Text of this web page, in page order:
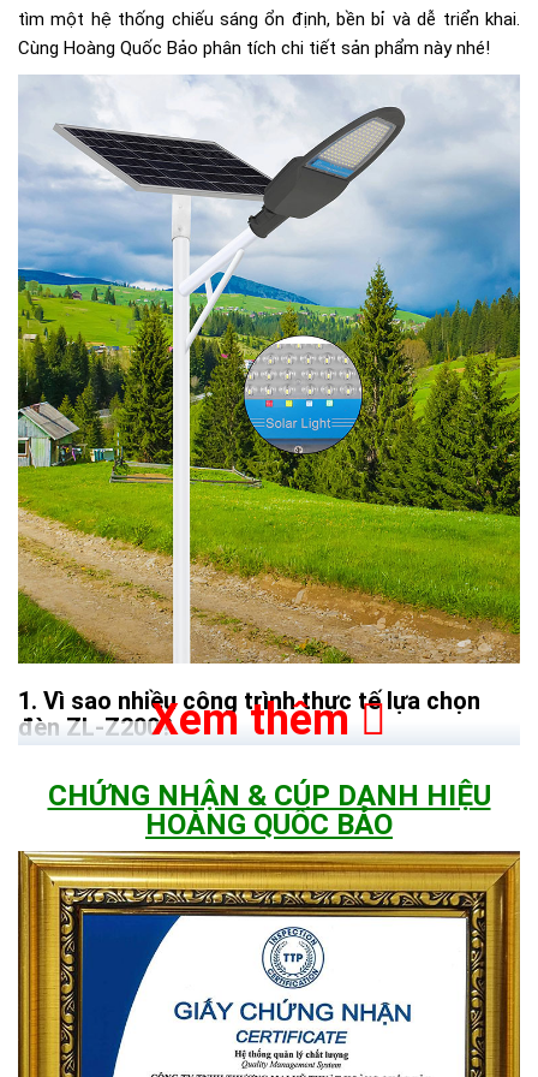
tìm một hệ thống chiếu sáng ổn định, bền bỉ và dễ triển khai.
Cùng Hoàng Quốc Bảo phân tích chi tiết sản phẩm này nhé!
Vì sao nhiều công trình thực tế lựa chọn
đèn ZL-Z200?
Chip LED 163 mắt – Tối ưu quang thông và tuổi
thọ
Xem thêm
CHỨNG NHẬN & CÚP DANH HIỆU
HOÀNG QUỐC BẢO